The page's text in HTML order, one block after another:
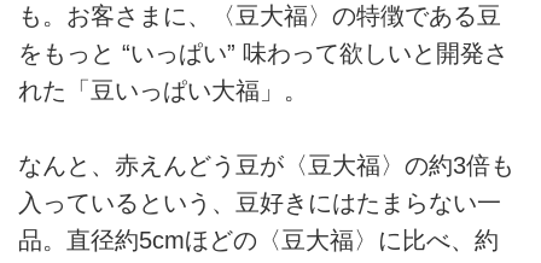
も。お客さまに、〈豆大福〉の特徴である豆
をもっと “いっぱい” 味わって欲しいと開発さ
れた「豆いっぱい大福」。
なんと、赤えんどう豆が〈豆大福〉の約3倍も
入っているという、豆好きにはたまらない一
品。直径約5cmほどの〈豆大福〉に比べ、約